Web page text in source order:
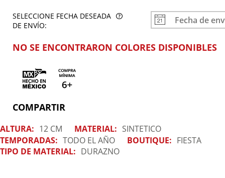
SELECCIONE FECHA DESEADA
DE ENVÍO:
NO SE ENCONTRARON COLORES DISPONIBLES
COMPARTIR
ALTURA: 12 CM MATERIAL: SINTETICO
TEMPORADAS: TODO EL AÑO BOUTIQUE: FIESTA
TIPO DE MATERIAL: DURAZNO